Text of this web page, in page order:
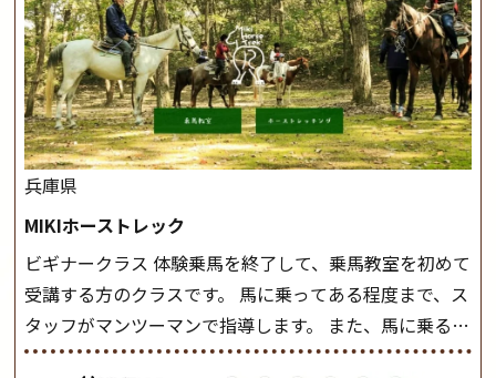
兵庫県
MIKIホーストレック
ビギナークラス 体験乗馬を終了して、乗馬教室を初めて
受講する方のクラスです。 馬に乗ってある程度まで、ス
タッフがマンツーマンで指導します。 また、馬に乗るだ
けでなく、馬の手入れや馬装（鞍などを装着する） も